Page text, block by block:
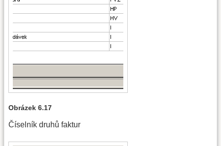
Obrázek 6.17
Číselník druhů faktur